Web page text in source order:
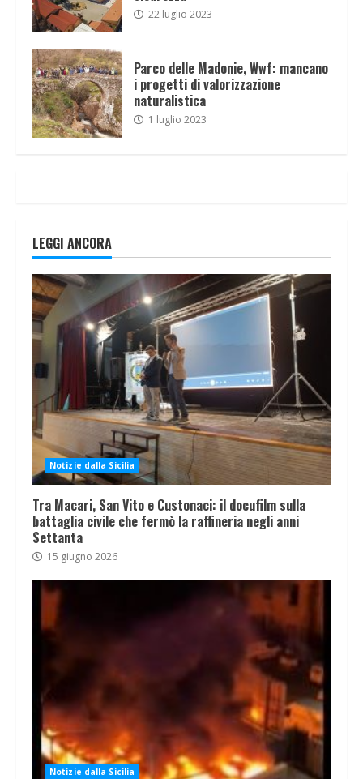
22 luglio 2023
Parco delle Madonie, Wwf: mancano
i progetti di valorizzazione
naturalistica
1 luglio 2023
LEGGI ANCORA
Notizie dalla Sicilia
Tra Macari, San Vito e Custonaci: il docufilm sulla
battaglia civile che fermò la raffineria negli anni
Settanta
15 giugno 2026
Notizie dalla Sicilia